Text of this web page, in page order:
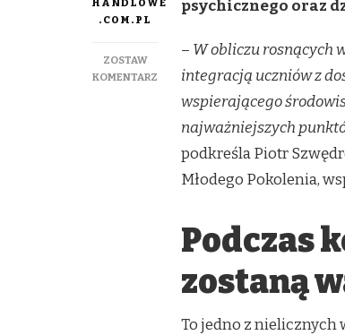
HANDLOWE
.COM.PL
ZOSTAW
KOMENTARZ
PRZYJAZNA
SZKOŁA
DOBROSTAN”.
DZIECI
WIELOKULTUROWEJ
psychicznego oraz
– W obliczu rosnących
integracją uczniów z
wspierającego
najważniejszych
podkreśla Piotr
Młodego Pokolenia,
Podczas
zostaną
To jedno z nielicznych